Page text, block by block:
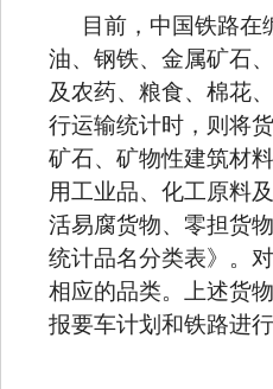
目前，中国铁路
油、钢铁、金属矿石
及农药、粮食、棉花
行运输统计时，则将
矿石、矿物性建筑材
用工业品、化工原料
活易腐货物、零担货
统计品名分类表》。
相应的品类。上述货
报要车计划和铁路进